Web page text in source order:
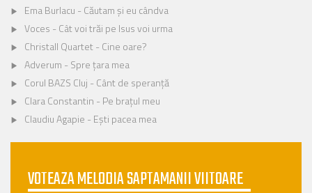
Ema Burlacu - Căutam și eu cândva
Voces - Cât voi trăi pe Isus voi urma
Christall Quartet - Cine oare?
Adverum - Spre țara mea
Corul BAZS Cluj - Cânt de speranță
Clara Constantin - Pe brațul meu
Claudiu Agapie - Ești pacea mea
VOTEAZA MELODIA SAPTAMANII VIITOARE